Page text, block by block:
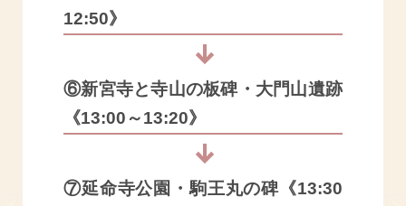
12:50》
⑥新宮寺と寺山の板碑・大門山遺跡
《13:00～13:20》
⑦延命寺公園・駒王丸の碑《13:30